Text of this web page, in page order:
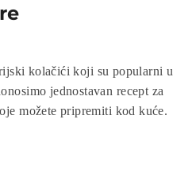
kolačići koji su popularni u
jednostavan recept za
možete pripremiti kod kuće.